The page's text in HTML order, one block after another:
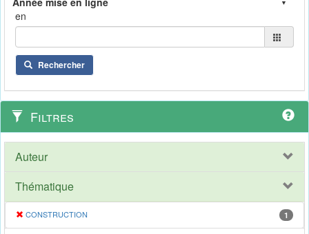
en
Rechercher
Filtres
Auteur
Thématique
CONSTRUCTION 1